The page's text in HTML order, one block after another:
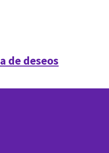
de deseos